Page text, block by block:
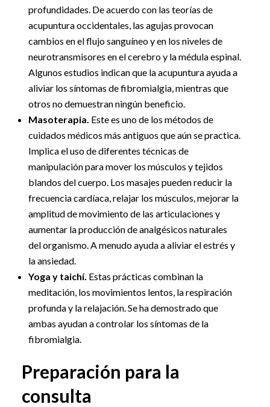
profundidades. De acuerdo con las teorías de
acupuntura occidentales, las agujas provocan
cambios en el flujo sanguíneo y en los niveles de
neurotransmisores en el cerebro y la médula espinal.
Algunos estudios indican que la acupuntura ayuda a
aliviar los síntomas de fibromialgia, mientras que
otros no demuestran ningún beneficio.
Masoterapia. Este es uno de los métodos de
cuidados médicos más antiguos que aún se practica.
Implica el uso de diferentes técnicas de
manipulación para mover los músculos y tejidos
blandos del cuerpo. Los masajes pueden reducir la
frecuencia cardíaca, relajar los músculos, mejorar la
amplitud de movimiento de las articulaciones y
aumentar la producción de analgésicos naturales
del organismo. A menudo ayuda a aliviar el estrés y
la ansiedad.
Yoga y taichí. Estas prácticas combinan la
meditación, los movimientos lentos, la respiración
profunda y la relajación. Se ha demostrado que
ambas ayudan a controlar los síntomas de la
fibromialgia.
Preparación para la
consulta